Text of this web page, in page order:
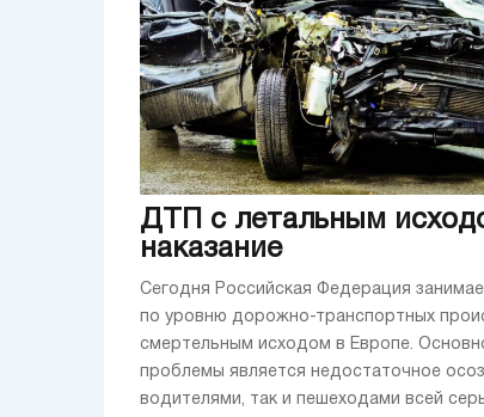
Товары Blog
ДТП с летальным
наказание
Сегодня Российская Федерация
по уровню дорожно-транспортных
смертельным исходом в Европе.
проблемы является недостаточное
водителями, так и пешеходами всей